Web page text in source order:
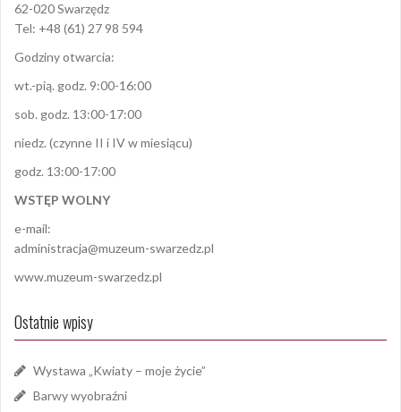
62-020 Swarzędz
Tel: +48 (61) 27 98 594
Godziny otwarcia:
wt.-pią. godz. 9:00-16:00
sob. godz. 13:00-17:00
niedz. (czynne II i IV w miesiącu)
godz. 13:00-17:00
WSTĘP WOLNY
e-mail:
administracja@muzeum-swarzedz.pl
www.muzeum-swarzedz.pl
Ostatnie wpisy
Wystawa „Kwiaty – moje życie”
Barwy wyobraźni